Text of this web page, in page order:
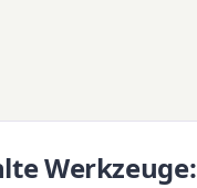
Werkzeuge: